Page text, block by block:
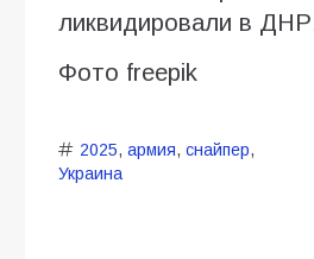
ликвидировали в
Фото freepik
2025, армия, снайпер,
Украина